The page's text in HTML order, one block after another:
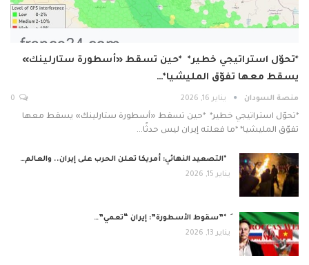
*تحوّل استراتيجي خطير* *حين تسقط «أسطورة ستارلينك»
يسقط معها تفوّق المليشيا*…
منصة السودان يناير 16, 2026
*تحوّل استراتيجي خطير* *حين تسقط «أسطورة ستارلينك» يسقط معها
تفوّق المليشيا* *ما فعلته إيران ليس حدثًا…
‏ *التصعيد النهائي: أمريكا تعلن الحرب على إيران.. والعالم…
يناير 15, 2026
️َ *”سقوط الأسطورة”: إيران “تعمي”…
يناير 13, 2026